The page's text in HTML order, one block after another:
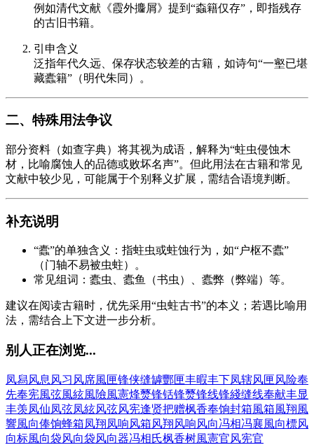
例如清代文献《霞外攟屑》提到“螙籍仅存”，即指残存
的古旧书籍。
引申含义
泛指年代久远、保存状态较差的古籍，如诗句“一壑已堪
藏蠹籍”（明代朱同）。
二、特殊用法争议
部分资料（如查字典）将其视为成语，解释为“蛀虫侵蚀木
材，比喻腐蚀人的品德或败坏名声”。但此用法在古籍和常见
文献中较少见，可能属于个别释义扩展，需结合语境判断。
补充说明
“蠹”的单独含义：指蛀虫或蛀蚀行为，如“户枢不蠹”
（门轴不易被虫蛀）。
常见组词：蠹虫、蠹鱼（书虫）、蠹弊（弊端）等。
建议在阅读古籍时，优先采用“虫蛀古书”的本义；若遇比喻用
法，需结合上下文进一步分析。
别人正在浏览...
凤舄风息 风习 风席風匣锋侠缝罅酆匣丰暇丰下凤辖风匣风险奉
先奉宪風弦風絃風險風憲烽燹锋铦锋燹锋线锋綫缝线奉献丰显
丰羡凤仙凤弦凤絃风弦风宪逢贤把赠枫香奉饷封箱風箱風翔風
響風向俸饷蜂箱凤翔凤响风箱风翔风响风向冯相冯襄風向標风
向标風向袋风向袋风向器冯相氏枫香树風憲官风宪官